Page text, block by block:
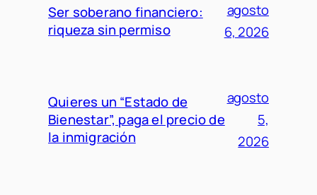
Ser soberano financiero:
riqueza sin permiso
agosto
6, 2026
Quieres un “Estado de
Bienestar”, paga el precio de
la inmigración
agosto
5,
2026